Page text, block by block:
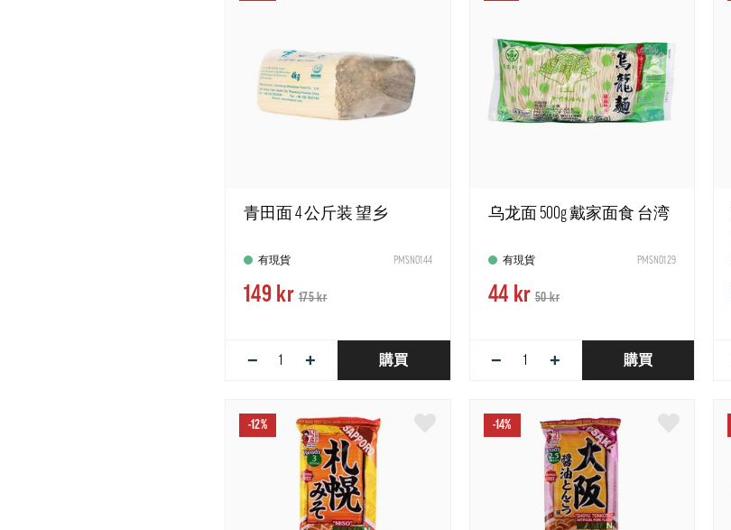
青田面 4 公斤装 望乡
有現貨 PMSN0144
149 kr 175 kr
− + 購買
乌龙面 500g 戴家面食 台湾
有現貨 PMSN0129
44 kr 50 kr
− + 購買
-12% -14%